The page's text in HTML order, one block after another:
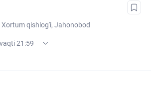
qishlog'i, Jahonobod
21:59
XX